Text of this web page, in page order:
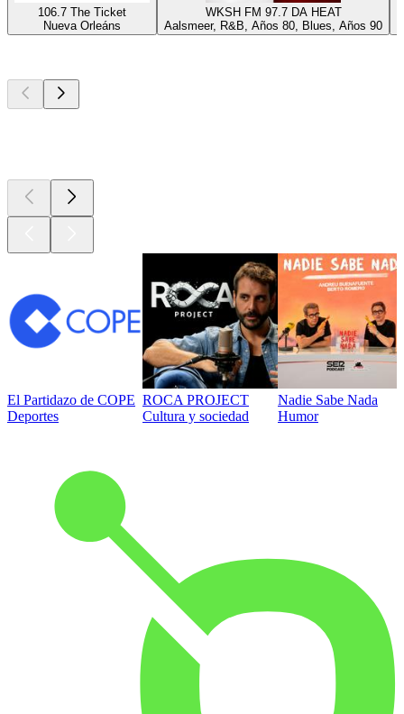
106.7 The Ticket
Nueva Orleáns
WKSH FM 97.7 DA HEAT
Aalsmeer, R&B, Años 80, Blues, Años 90
El Partidazo de COPE
Deportes
ROCA PROJECT
Cultura y sociedad
Nadie Sabe Nada
Humor